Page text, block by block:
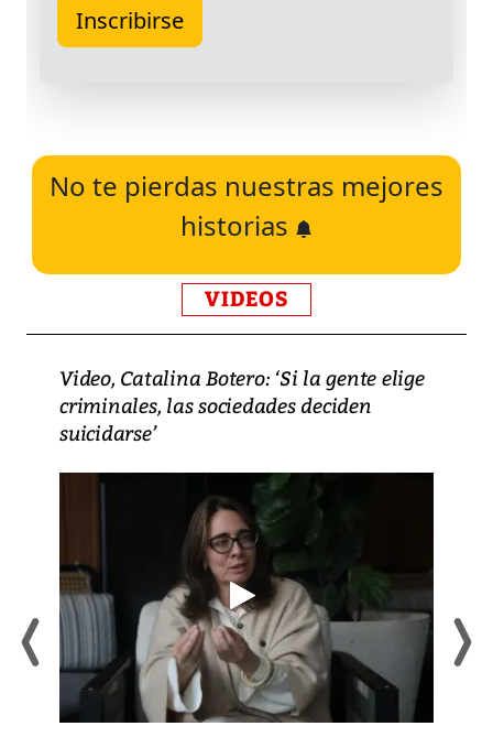
No te pierdas nuestras mejores
historias
VIDEOS
Video, Catalina Botero: ‘Si la gente elige
criminales, las sociedades deciden
suicidarse’